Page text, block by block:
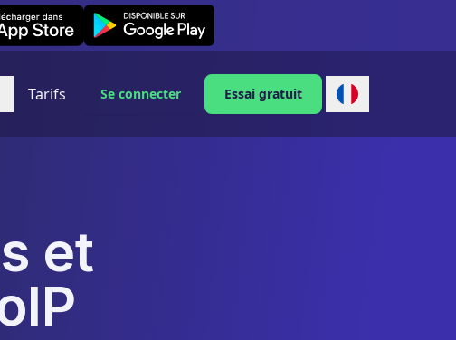
iOS Leexi on Android
Tarifs Se connecter Essai gratuit
et